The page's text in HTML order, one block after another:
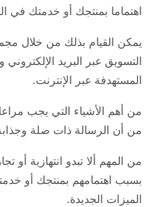
اهتماما بمنتجك أو خدمتك في
يمكن القيام بذلك من خلال
التسويق عبر البريد الإلكتروني
المستهدفة عبر الإنترنت.
من أهم الأشياء التي يجب
من أن الرسالة ذات صلة
من المهم ألا تبدو انتهازية أو
بسبب اهتمامهم بمنتجك أو
الميزات الجديدة.